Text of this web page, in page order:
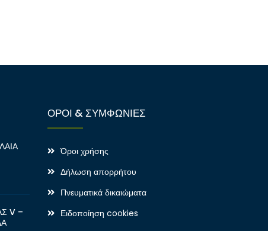
V –
ΟΡΟΙ & ΣΥΜΦΩΝΙΕΣ
Όροι χρήσης
Δήλωση απορρήτου
Πνευματικά δικαιώματα
Ειδοποίηση cookies